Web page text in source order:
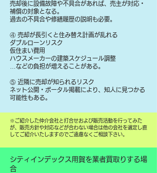
売却後に設備故障や不具合があれば、売主が対応・
補償の対象となる。
過去の不具合や修繕履歴の説明も必要。
④ 売却が長引くと住み替え計画が乱れる
ダブルローンリスク
仮住まい費用
ハウスメーカーの建築スケジュール調整
…などの負担が増えることがある。
⑤ 近隣に売却が知られるリスク
ネット公開・ポータル掲載により、知人に見つかる
可能性もある。
​※ご紹介した仲介会社と打合せおよび販売活動を行ってみた
が、販売方針や対応などが合わない場合は他の会社を選定し直
してご紹介いたしますのでご遠慮なくご相談下さい。
シティインデックス用賀を業者買取りする場
合